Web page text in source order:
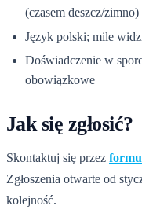
(czasem deszcz/zimno)
Język polski; mile
Doświadczenie w
obowiązkowe
Jak się zgłosić?
Skontaktuj się przez
Zgłoszenia otwarte od
kolejność.